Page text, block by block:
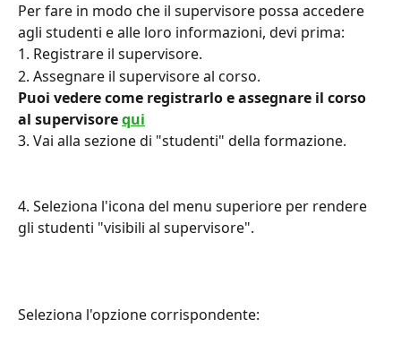
Per fare in modo che il supervisore possa accedere
agli studenti e alle loro informazioni, devi prima:
1. Registrare il supervisore.
2. Assegnare il supervisore al corso.
Puoi vedere come registrarlo e assegnare il corso
al supervisore qui
3. Vai alla sezione di "studenti" della formazione.
4. Seleziona l'icona del menu superiore per rendere
gli studenti "visibili al supervisore".
Seleziona l'opzione corrispondente: